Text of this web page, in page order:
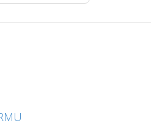
Devamını Oku
projelendirme, duman, ısı,